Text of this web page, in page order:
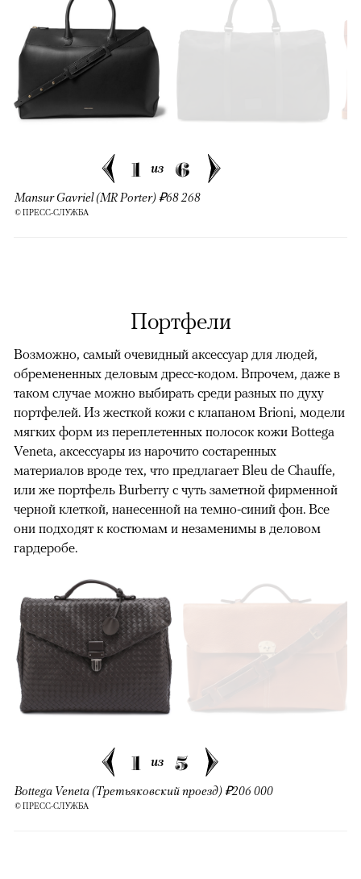
1 из 6
Mansur Gavriel (MR Porter) ₽68 268
© ПРЕСС-СЛУЖБА
Портфели
Возможно, самый очевидный аксессуар для людей,
обремененных деловым дресс-кодом. Впрочем, даже в
таком случае можно выбирать среди разных по духу
портфелей. Из жесткой кожи с клапаном Brioni, модели
мягких форм из переплетенных полосок кожи Bottega
Veneta, аксессуары из нарочито состаренных
материалов вроде тех, что предлагает Bleu de Chauffe,
или же портфель Burberry с чуть заметной фирменной
черной клеткой, нанесенной на темно-синий фон. Все
они подходят к костюмам и незаменимы в деловом
гардеробе.
1 из 5
Bottega Veneta (Третьяковский проезд) ₽206 000
© ПРЕСС-СЛУЖБА